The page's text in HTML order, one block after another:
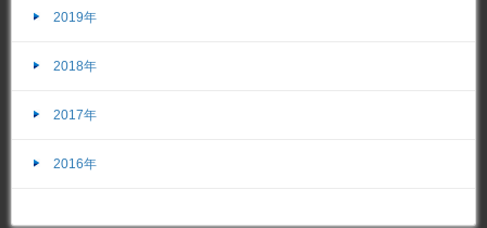
2019年
2018年
2017年
2016年